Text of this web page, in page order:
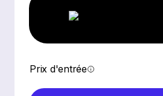
Prix d'entrée